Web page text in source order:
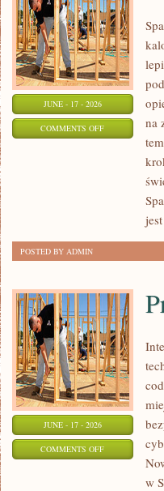
JUNE - 17 - 2026
COMMENTS OFFON
ODCHUDZANIU
na
jest
POSTED BY ADMIN
JUNE - 17 - 2026
COMMENTS OFFON
w